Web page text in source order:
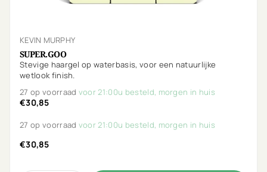
KEVIN MURPHY
SUPER.GOO
Stevige haargel op waterbasis, voor een natuurlijke
wetlook finish.
27 op voorraad voor 21:00u besteld, morgen in huis
€30,85
27 op voorraad voor 21:00u besteld, morgen in huis
€30,85